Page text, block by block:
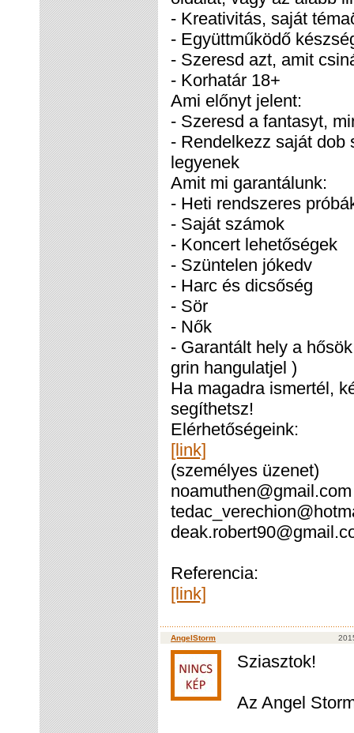
- Kreativitás, saját
- Együttműködő
- Szeresd azt, amit
- Korhatár 18+
Ami előnyt jelent:
- Szeresd a fantasyt,
- Rendelkezz saját dob
legyenek
Amit mi garantálunk:
- Heti rendszeres
- Saját számok
- Koncert lehetőségek
- Szüntelen jókedv
- Harc és dicsőség
- Sör
- Nők
- Garantált hely a
grin hangulatjel )
Ha magadra ismertél,
segíthetsz!
Elérhetőségeink:
[link]
(személyes üzenet)
noamuthen@gmail.com
Referencia:
[link]
AngelStorm
Sziasztok!
Az Angel